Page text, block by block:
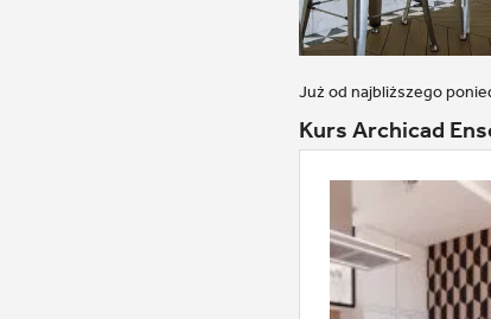
Już od najbliższego
Kurs Archicad